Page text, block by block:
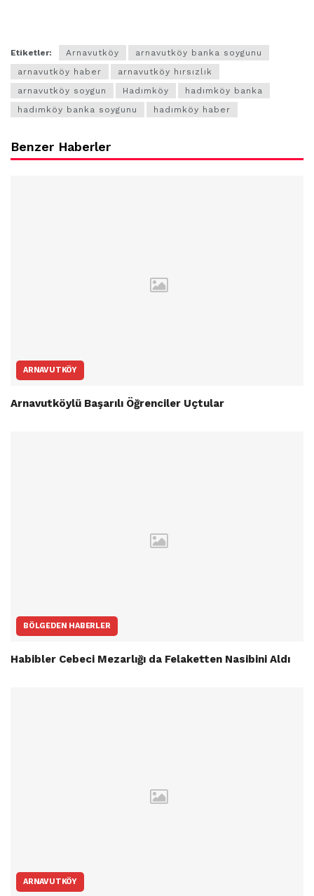
Etiketler: Arnavutköy
arnavutköy banka soygunu
arnavutköy haber
arnavutköy hırsızlık
arnavutköy soygun
Hadımköy
hadımköy banka
hadımköy banka soygunu
hadımköy haber
Benzer Haberler
ARNAVUTKÖY
Arnavutköylü Başarılı Öğrenciler Uçtular
BÖLGEDEN HABERLER
Habibler Cebeci Mezarlığı da Felaketten Nasibini Aldı
ARNAVUTKÖY